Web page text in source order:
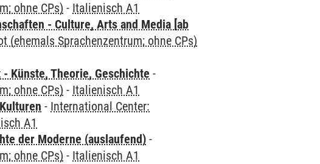
ohne CPs) - Italienisch A1
- Culture, Arts and Media [ab
(ehemals Sprachenzentrum; ohne CPs)
Künste, Theorie, Geschichte -
ohne CPs) - Italienisch A1
- International Center:
A1
der Moderne (auslaufend) -
ohne CPs) - Italienisch A1